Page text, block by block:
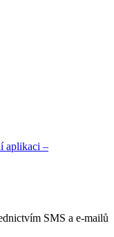
aplikaci –
SMS a e-mailů